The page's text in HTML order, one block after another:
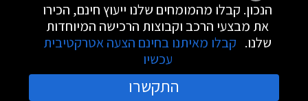
הנכון. קבלו מהמומחים שלנו ייעוץ חינם, הכירו
את מבצעי הרכב וקבוצות הרכישה המיוחדות
שלנו. קבלו מאיתנו בחינם הצעה אטרקטיבית
עכשיו
התקשרו